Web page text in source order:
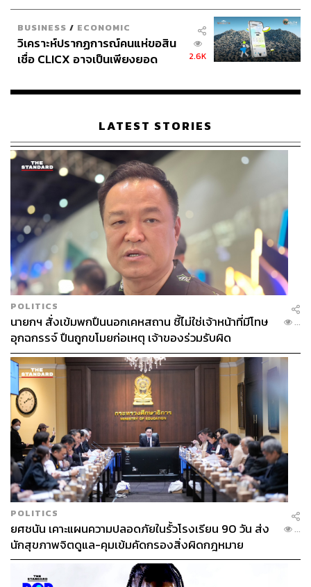
BUSINESS / ECONOMIC
วิเคราะห์ปรากฏการณ์คนแห่ขอสิน
เชื่อ CLICX อาจเป็นเพียงยอด
เรือนไทยที่ถูกซุกไว้
2.6K
LATEST STORIES
POLITICS
นายกฯ สั่งเข้มพกปืนนอกเคหสถาน ชี้ไม่ใช่เจ้าหน้าที่มีโทษ
อุกฉกรรจ์ ปืนถูกขโมยก่อเหตุ เจ้าของร่วมรับผิด
...
POLITICS
ยศชนัน เคาะแผนความปลอดภัยในรั้วโรงเรียน 90 วัน ส่ง
นักสุขภาพจิตดูแล-คุมเข้มคัดกรองสิ่งผิดกฎหมาย
...